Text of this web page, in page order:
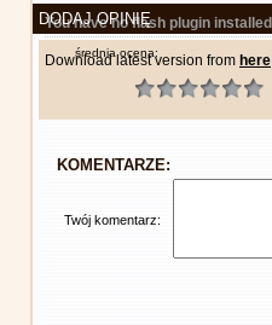
You have no flash plugin installed
Download latest version from here
DODAJ OPINIĘ
średnia ocena:
KOMENTARZE:
Twój komentarz: